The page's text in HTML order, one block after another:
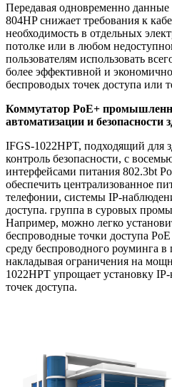
Передавая одновременно
804HP снижает требования к
необходимость в отдельных
потолке или в любом
пользователям использовать
более эффективной и
беспроводых точек доступа или
Коммутатор PoE+
автоматизации и безопасности
IFGS-1022HPT, подходящий для
контроль безопасности, с
интерфейсами питания 802.3bt
обеспечить централизованное
телефонии, системы IP-
доступа. группа в суровых
Например, можно легко
беспроводные точки доступа
среду беспроводного роуминга
накладывая ограничения на
1022HPT упрощает установку
точек доступа.